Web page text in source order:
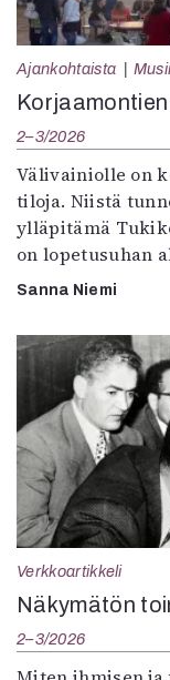
Ajankohtaista
2–3/2026
Välivainiolle on
tiloja. Niistä
ylläpitämä
on lopetusuhan
Sanna Niemi
Verkkoartikkeli
Näkymätön
2–3/2026